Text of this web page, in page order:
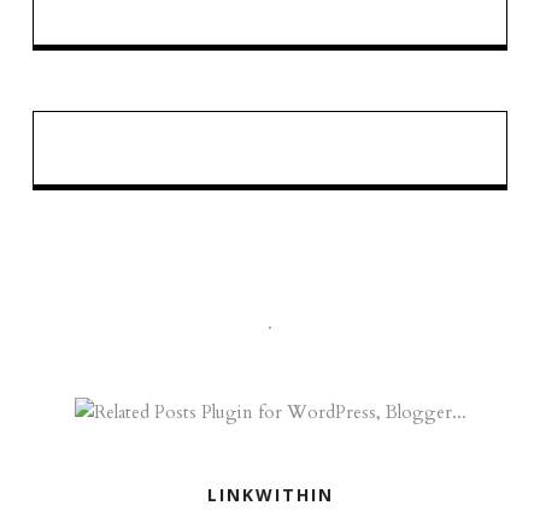
.
LINKWITHIN